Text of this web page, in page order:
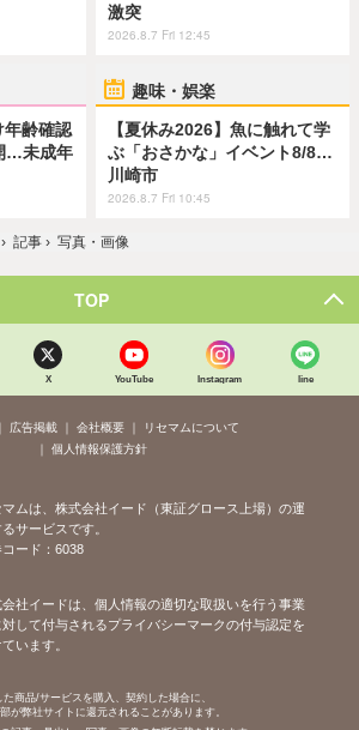
激突
2026.8.7 Fri 12:45
齢確認
…未成年
趣味・娯楽
【夏休み2026】魚に触れて学
ぶ「おさかな」イベント8/8…
川崎市
2026.8.7 Fri 10:45
› 記事 › 写真・画像
TOP
X YouTube Instagram line
広告掲載 会社概要
リセマムについて
個人情報保護方針
マムは、株式会社イード（東証グロース上場）の運
サービスです。
ード：6038
会社イードは、個人情報の適切な取扱いを行う事業
して付与されるプライバシーマークの付与認定を
います。
た商品/サービスを購入、契約した場合に、
が弊社サイトに還元されることがあります。